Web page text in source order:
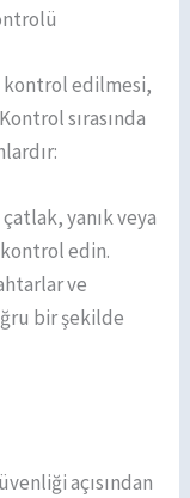
kontrol edilmesi,
sırasında
yanık veya
kontrol edin.
ve
bir şekilde
açısından